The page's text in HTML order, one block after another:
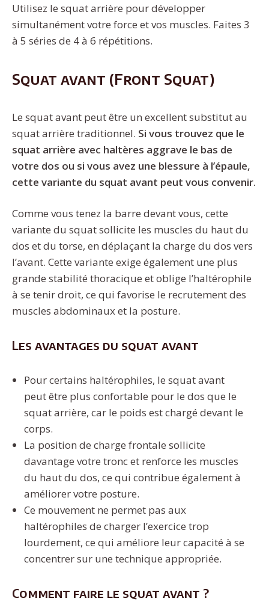
Utilisez le squat arrière pour développer
simultanément votre force et vos muscles. Faites 3
à 5 séries de 4 à 6 répétitions.
Squat avant (Front Squat)
Le squat avant peut être un excellent substitut au
squat arrière traditionnel. Si vous trouvez que le
squat arrière avec haltères aggrave le bas de
votre dos ou si vous avez une blessure à l’épaule,
cette variante du squat avant peut vous convenir.
Comme vous tenez la barre devant vous, cette
variante du squat sollicite les muscles du haut du
dos et du torse, en déplaçant la charge du dos vers
l’avant. Cette variante exige également une plus
grande stabilité thoracique et oblige l’haltérophile
à se tenir droit, ce qui favorise le recrutement des
muscles abdominaux et la posture.
Les avantages du squat avant
Pour certains haltérophiles, le squat avant
peut être plus confortable pour le dos que le
squat arrière, car le poids est chargé devant le
corps.
La position de charge frontale sollicite
davantage votre tronc et renforce les muscles
du haut du dos, ce qui contribue également à
améliorer votre posture.
Ce mouvement ne permet pas aux
haltérophiles de charger l’exercice trop
lourdement, ce qui améliore leur capacité à se
concentrer sur une technique appropriée.
Comment faire le squat avant ?